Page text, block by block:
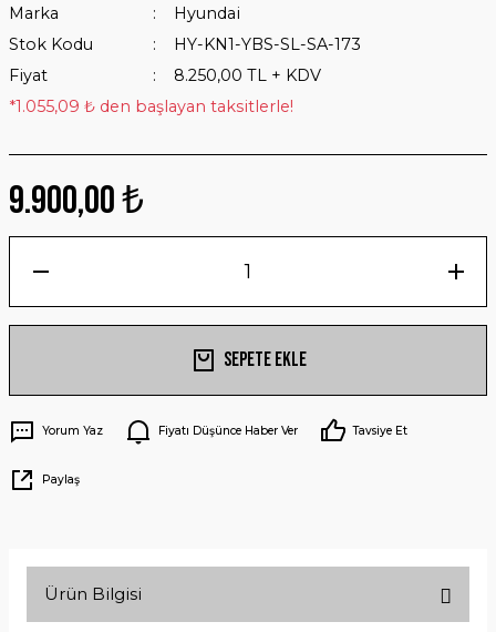
Marka
Hyundai
Stok Kodu
HY-KN1-YBS-SL-SA-173
Fiyat
8.250,00 TL + KDV
*1.055,09 ₺ den başlayan taksitlerle!
9.900,00 ₺
Sepete Ekle
Yorum Yaz Fiyatı Düşünce Haber Ver Tavsiye Et
Paylaş
Ürün Bilgisi